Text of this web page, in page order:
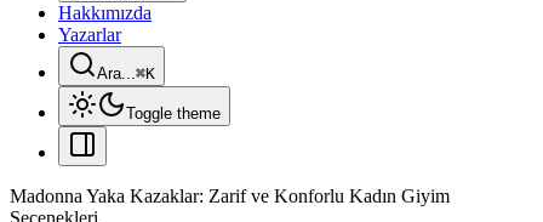
Hakkımızda
Yazarlar
Ara...⌘K
Toggle theme
Madonna Yaka Kazaklar: Zarif ve Konforlu Kadın Giyim
Seçenekleri